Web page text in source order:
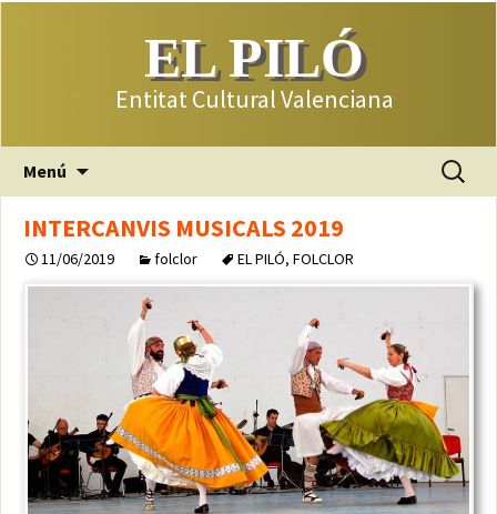
EL PILÓ
Entitat Cultural Valenciana
Menú Buscar:
INTERCANVIS MUSICALS 2019
11/06/2019 folclor EL PILÓ, FOLCLOR